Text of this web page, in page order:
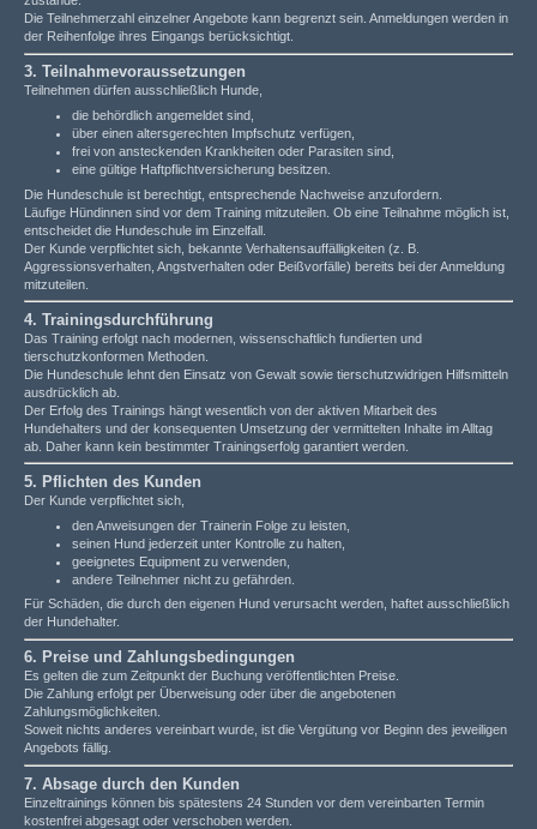
Die Teilnehmerzahl einzelner Angebote kann begrenzt sein. Anmeldungen werden in
der Reihenfolge ihres Eingangs berücksichtigt.
3. Teilnahmevoraussetzungen
Teilnehmen dürfen ausschließlich Hunde,
die behördlich angemeldet sind,
über einen altersgerechten Impfschutz verfügen,
frei von ansteckenden Krankheiten oder Parasiten sind,
eine gültige Haftpflichtversicherung besitzen.
Die Hundeschule ist berechtigt, entsprechende Nachweise anzufordern.
Läufige Hündinnen sind vor dem Training mitzuteilen. Ob eine Teilnahme möglich ist,
entscheidet die Hundeschule im Einzelfall.
Der Kunde verpflichtet sich, bekannte Verhaltensauffälligkeiten (z. B.
Aggressionsverhalten, Angstverhalten oder Beißvorfälle) bereits bei der Anmeldung
mitzuteilen.
4. Trainingsdurchführung
Das Training erfolgt nach modernen, wissenschaftlich fundierten und
tierschutzkonformen Methoden.
Die Hundeschule lehnt den Einsatz von Gewalt sowie tierschutzwidrigen Hilfsmitteln
ausdrücklich ab.
Der Erfolg des Trainings hängt wesentlich von der aktiven Mitarbeit des
Hundehalters und der konsequenten Umsetzung der vermittelten Inhalte im Alltag
ab. Daher kann kein bestimmter Trainingserfolg garantiert werden.
5. Pflichten des Kunden
Der Kunde verpflichtet sich,
den Anweisungen der Trainerin Folge zu leisten,
seinen Hund jederzeit unter Kontrolle zu halten,
geeignetes Equipment zu verwenden,
andere Teilnehmer nicht zu gefährden.
Für Schäden, die durch den eigenen Hund verursacht werden, haftet ausschließlich
der Hundehalter.
6. Preise und Zahlungsbedingungen
Es gelten die zum Zeitpunkt der Buchung veröffentlichten Preise.
Die Zahlung erfolgt per Überweisung oder über die angebotenen
Zahlungsmöglichkeiten.
Soweit nichts anderes vereinbart wurde, ist die Vergütung vor Beginn des jeweiligen
Angebots fällig.
7. Absage durch den Kunden
Einzeltrainings können bis spätestens 24 Stunden vor dem vereinbarten Termin
kostenfrei abgesagt oder verschoben werden.